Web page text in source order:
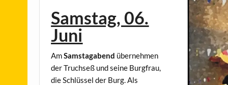
Samstag, 06.
Juni
AmSamstagabend übernehmen
der Truchseß und seine Burgfrau,
die Schlüssel der Burg. Als